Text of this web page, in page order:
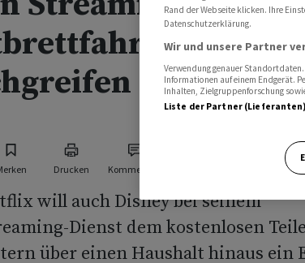
Drucken Kommentare
will auch Disney bei seinem
Dienst dem kostenlosen
über einen Haushalt hinaus ein
Rand der Webseite klicken. Ihre
Datenschutzerklärung.
Wir und unsere Partner
Verwendung genauer
Informationen auf einem Endgerät.
Inhalten, Zielgruppenforschung
Liste der Partner (Lieferanten)